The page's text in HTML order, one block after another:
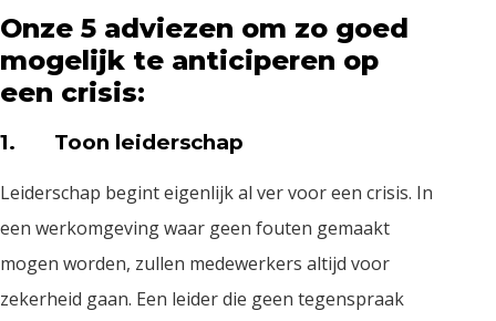
Onze 5 adviezen om zo goed
mogelijk te anticiperen op
een crisis:
1. Toon leiderschap
Leiderschap begint eigenlijk al ver voor een crisis. In
een werkomgeving waar geen fouten gemaakt
mogen worden, zullen medewerkers altijd voor
zekerheid gaan. Een leider die geen tegenspraak